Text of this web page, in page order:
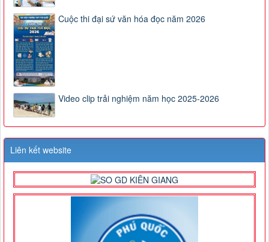
Cuộc thi đại sứ văn hóa đọc năm 2026
Video clip trải nghiệm năm học 2025-2026
Liên kết website